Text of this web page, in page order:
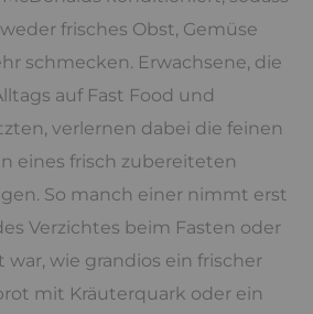
frisches Obst, Gemüse
schmecken. Erwachsene, die
auf Fast Food und
verlernen dabei die feinen
eines frisch zubereiteten
So manch einer nimmt erst
Verzichtes beim Fasten oder
wie grandios ein frischer
mit Kräuterquark oder ein